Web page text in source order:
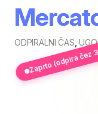
ODPIRALNI ČAS ,
Zaprto (odpira čez